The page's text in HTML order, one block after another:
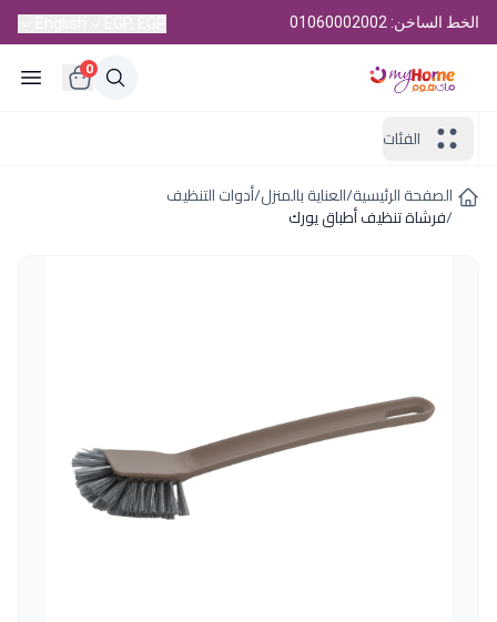
الخط الساخن: 01060002002
0
الفئات
الصفحة الرئيسية/العناية بالمنزل/أدوات التنظيف
/فرشاة تنظيف أطباق يورك